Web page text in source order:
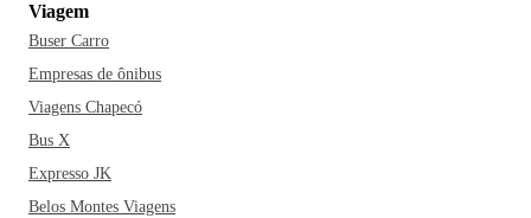
Viagem
Buser Carro
Empresas de ônibus
Viagens Chapecó
Bus X
Expresso JK
Belos Montes Viagens